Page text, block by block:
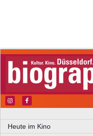
Heute im Kino